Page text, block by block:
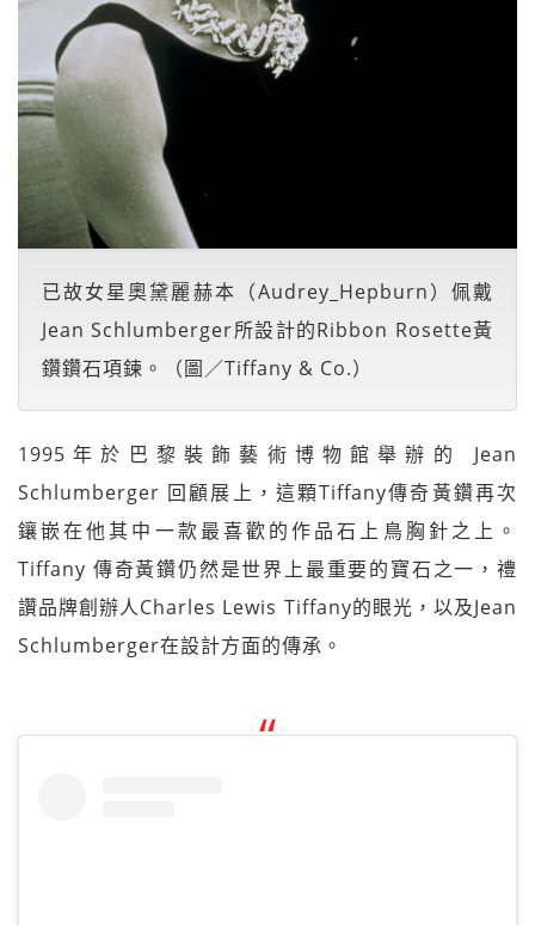
已故女星奧黛麗赫本（Audrey_Hepburn）佩戴
Jean Schlumberger所設計的Ribbon Rosette黃
鑽鑽石項鍊。（圖／Tiffany & Co.）
1995年於巴黎裝飾藝術博物館舉辦的 Jean
Schlumberger 回顧展上，這顆Tiffany傳奇黃鑽再次
鑲嵌在他其中一款最喜歡的作品石上鳥胸針之上。
Tiffany 傳奇黃鑽仍然是世界上最重要的寶石之一，禮
讚品牌創辦人Charles Lewis Tiffany的眼光，以及Jean
Schlumberger在設計方面的傳承。